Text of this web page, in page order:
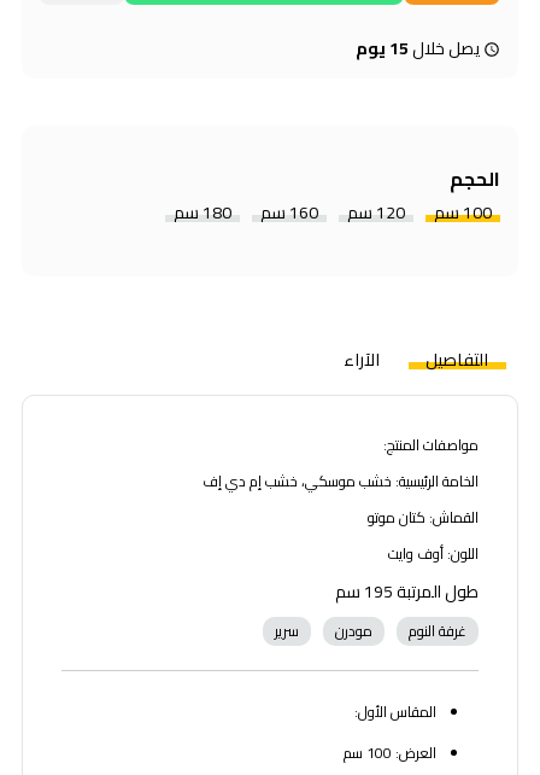
يصل خلال15 يوم
الحجم
100 سم 120 سم 160 سم 180 سم
التفاصيل الآراء
مواصفات المنتج:
الخامة الرئيسية: خشب موسكي، خشب إم دي إف
القماش: كتان موتو
اللون: أوف وايت
طول المرتبة 195 سم
غرفة النوم مودرن سرير
المقاس الأول:
العرض: 100 سم